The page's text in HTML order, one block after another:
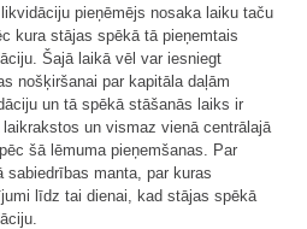
pieņēmējs nosaka laiku taču
kura stājas spēkā tā pieņemtais
Šajā laikā vēl var iesniegt
nošķiršanai par kapitāla daļām
un tā spēkā stāšanās laiks ir
un vismaz vienā centrālajā
šā lēmuma pieņemšanas. Par
sabiedrības manta, par kuras
līdz tai dienai, kad stājas spēkā